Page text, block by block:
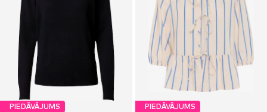
PIEDĀVĀJUMS PIEDĀVĀJUMS